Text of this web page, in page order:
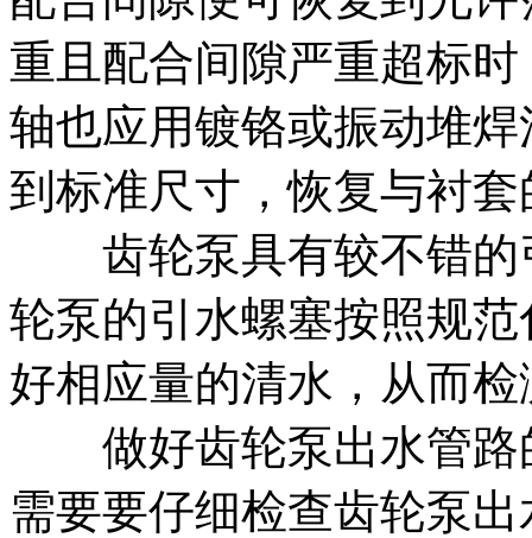
重且配合间隙严重超标
轴也应用镀铬或振动堆
到标准尺寸，恢复与衬
齿轮泵具有较不错的
轮泵的引水螺塞按照规
好相应量的清水，从而
做好齿轮泵出水管路
需要要仔细检查齿轮泵